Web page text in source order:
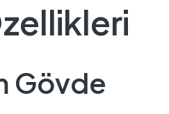
Gövde